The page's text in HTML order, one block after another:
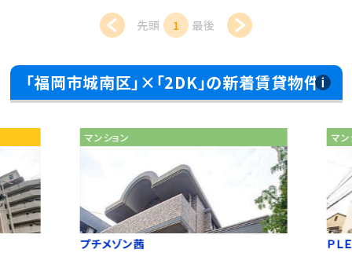
先頭 1 最後
「福岡市城南区」×「2DK」の新着賃貸物件
マンション
プチメゾン茜
マン
ＰＬ